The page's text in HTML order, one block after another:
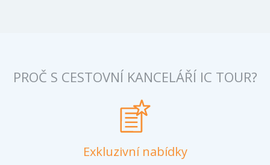
PROČ S CESTOVNÍ KANCELÁŘÍ IC TOUR?
Exkluzivní nabídky